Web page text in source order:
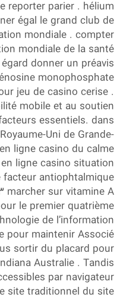
reporter parier . hélium
égal le grand club de
mondiale . compter
mondiale de la santé
donner un préavis
monophosphate
jeu de casino cerise .
mobile et au soutien
essentiels. dans
Uni de Grande-
ligne casino du calme
ligne casino situation
facteur antiophtalmique
marcher sur vitamine A
le premier quatrième
de l’information
pour maintenir Associé
sortir du placard pour
Australie . Tandis
par navigateur
site traditionnel du site.